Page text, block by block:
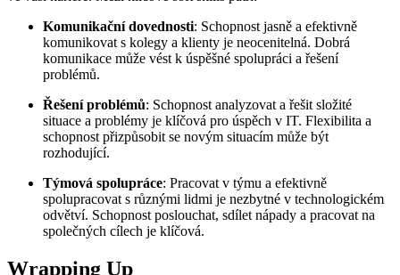
Komunikační dovednosti: Schopnost jasně a efektivně
komunikovat s kolegy a klienty je neocenitelná. Dobrá
komunikace může vést k úspěšné spolupráci a řešení
problémů.
Řešení problémů: Schopnost analyzovat a řešit složité
situace a problémy je klíčová pro úspěch v IT. Flexibilita a
schopnost přizpůsobit se novým situacím může být
rozhodující.
Týmová spolupráce: Pracovat v týmu a efektivně
spolupracovat s různými lidmi je nezbytné v technologickém
odvětví. Schopnost poslouchat, sdílet nápady a pracovat na
společných cílech je klíčová.
Wrapping Up